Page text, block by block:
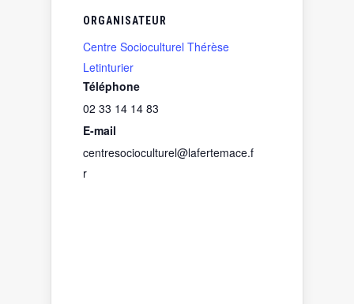
ORGANISATEUR
Centre Socioculturel Thérèse
Letinturier
Téléphone
02 33 14 14 83
E-mail
centresocioculturel@lafertemace.f
r